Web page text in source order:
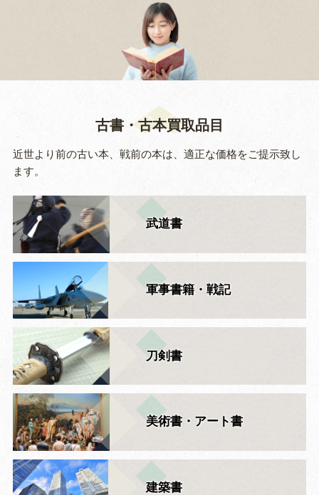
古書・古本買取品目
近世より前の古い本、戦前の本は、適正な価格をご提示致し
ます。
武道書
軍事書籍・戦記
刀剣書
美術書・アート書
建築書